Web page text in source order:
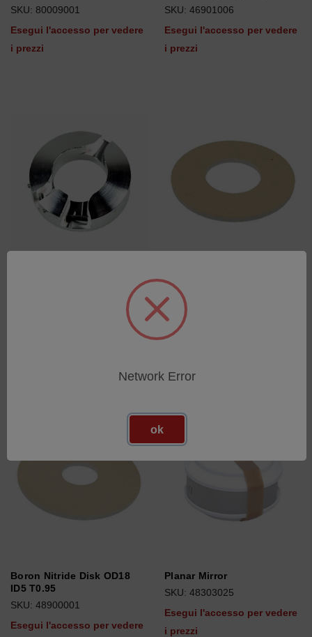
SKU: 80009001
Esegui l'accesso per vedere
i prezzi
SKU: 46901006
Esegui l'accesso per vedere
i prezzi
Esegui l'accesso per vedere
Boron Nitride Disk OD18
ID8 T0.95
SKU: 48900002
Esegui l'accesso per vedere
Boron Nitride Disk OD18
ID5 T0.95
SKU: 48900001
Esegui l'accesso per vedere
Planar Mirror
SKU: 48303025
Esegui l'accesso per vedere
i prezzi
Network Error
ok